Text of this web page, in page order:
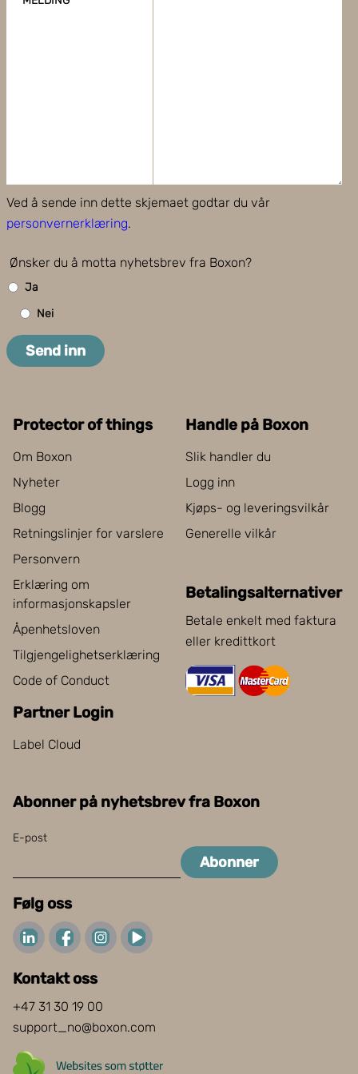
Ved å sende inn dette skjemaet godtar du vår
personvernerklæring.
Ønsker du å motta nyhetsbrev fra Boxon?
Ja
Nei
Send inn
Protector of things
Om Boxon
Nyheter
Blogg
Retningslinjer for varslere
Personvern
Erklæring om
informasjonskapsler
Åpenhetsloven
Tilgjengelighetserklæring
Code of Conduct
Partner Login
Label Cloud
Handle på Boxon
Slik handler du
Logg inn
Kjøps- og leveringsvilkår
Generelle vilkår
Betalingsalternativer
Betale enkelt med faktura
eller kredittkort
Abonner på nyhetsbrev fra Boxon
E-post
Abonner
Følg oss
Kontakt oss
+47 31 30 19 00
support_no@boxon.com